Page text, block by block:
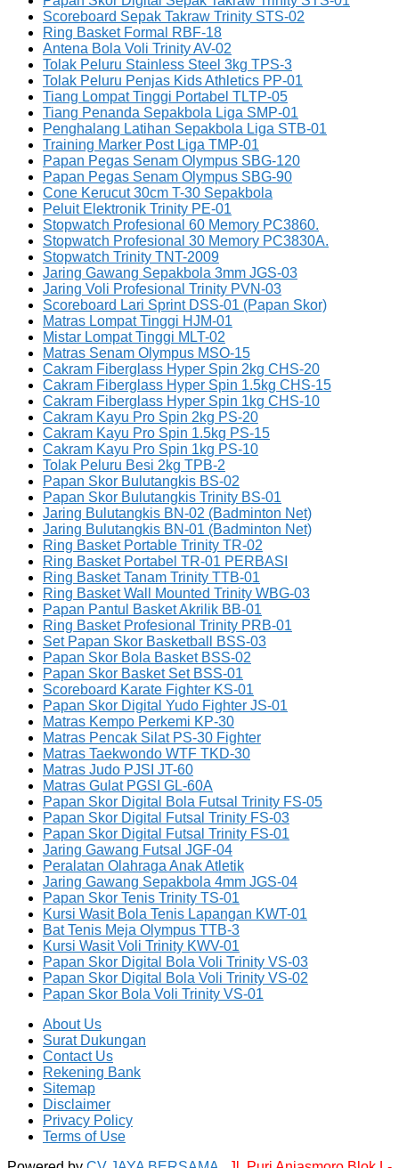
Scoreboard Sepak Takraw Trinity STS-02
Ring Basket Formal RBF-18
Antena Bola Voli Trinity AV-02
Tolak Peluru Stainless Steel 3kg TPS-3
Tolak Peluru Penjas Kids Athletics PP-01
Tiang Lompat Tinggi Portabel TLTP-05
Tiang Penanda Sepakbola Liga SMP-01
Penghalang Latihan Sepakbola Liga STB-01
Training Marker Post Liga TMP-01
Papan Pegas Senam Olympus SBG-120
Papan Pegas Senam Olympus SBG-90
Cone Kerucut 30cm T-30 Sepakbola
Peluit Elektronik Trinity PE-01
Stopwatch Profesional 60 Memory PC3860.
Stopwatch Profesional 30 Memory PC3830A.
Stopwatch Trinity TNT-2009
Jaring Gawang Sepakbola 3mm JGS-03
Jaring Voli Profesional Trinity PVN-03
Scoreboard Lari Sprint DSS-01 (Papan Skor)
Matras Lompat Tinggi HJM-01
Mistar Lompat Tinggi MLT-02
Matras Senam Olympus MSO-15
Cakram Fiberglass Hyper Spin 2kg CHS-20
Cakram Fiberglass Hyper Spin 1.5kg CHS-15
Cakram Fiberglass Hyper Spin 1kg CHS-10
Cakram Kayu Pro Spin 2kg PS-20
Cakram Kayu Pro Spin 1.5kg PS-15
Cakram Kayu Pro Spin 1kg PS-10
Tolak Peluru Besi 2kg TPB-2
Papan Skor Bulutangkis BS-02
Papan Skor Bulutangkis Trinity BS-01
Jaring Bulutangkis BN-02 (Badminton Net)
Jaring Bulutangkis BN-01 (Badminton Net)
Ring Basket Portable Trinity TR-02
Ring Basket Portabel TR-01 PERBASI
Ring Basket Tanam Trinity TTB-01
Ring Basket Wall Mounted Trinity WBG-03
Papan Pantul Basket Akrilik BB-01
Ring Basket Profesional Trinity PRB-01
Set Papan Skor Basketball BSS-03
Papan Skor Bola Basket BSS-02
Papan Skor Basket Set BSS-01
Scoreboard Karate Fighter KS-01
Papan Skor Digital Yudo Fighter JS-01
Matras Kempo Perkemi KP-30
Matras Pencak Silat PS-30 Fighter
Matras Taekwondo WTF TKD-30
Matras Judo PJSI JT-60
Matras Gulat PGSI GL-60A
Papan Skor Digital Bola Futsal Trinity FS-05
Papan Skor Digital Futsal Trinity FS-03
Papan Skor Digital Futsal Trinity FS-01
Jaring Gawang Futsal JGF-04
Peralatan Olahraga Anak Atletik
Jaring Gawang Sepakbola 4mm JGS-04
Papan Skor Tenis Trinity TS-01
Kursi Wasit Bola Tenis Lapangan KWT-01
Bat Tenis Meja Olympus TTB-3
Kursi Wasit Voli Trinity KWV-01
Papan Skor Digital Bola Voli Trinity VS-03
Papan Skor Digital Bola Voli Trinity VS-02
Papan Skor Bola Voli Trinity VS-01
About Us
Surat Dukungan
Contact Us
Rekening Bank
Sitemap
Disclaimer
Privacy Policy
Terms of Use